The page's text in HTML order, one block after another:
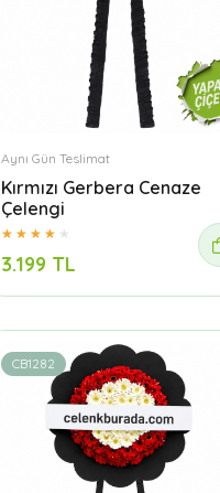
Aynı Gün Teslimat
Kırmızı Gerbera Cenaze
Çelengi
3.199 TL
CB1282